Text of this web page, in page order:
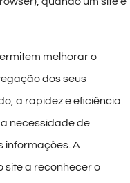
melhorar o
dos seus
a rapidez e eficiência
necessidade de
informações. A
site a reconhecer o